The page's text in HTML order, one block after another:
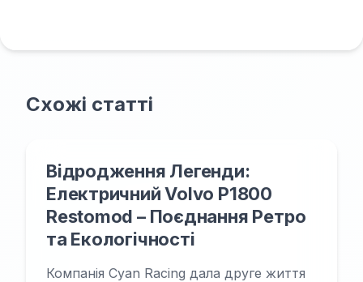
Схожі статті
Відродження Легенди:
Електричний Volvo P1800
Restomod – Поєднання Ретро
та Екологічності
Компанія Cyan Racing дала друге життя